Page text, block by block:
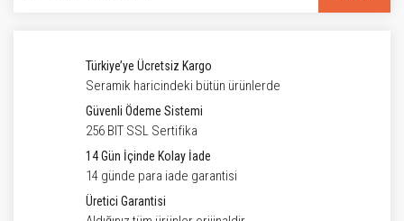
Türkiye’ye Ücretsiz Kargo
Seramik haricindeki bütün ürünlerde
Güvenli Ödeme Sistemi
256 BIT SSL Sertifika
14 Gün İçinde Kolay İade
14 günde para iade garantisi
Üretici Garantisi